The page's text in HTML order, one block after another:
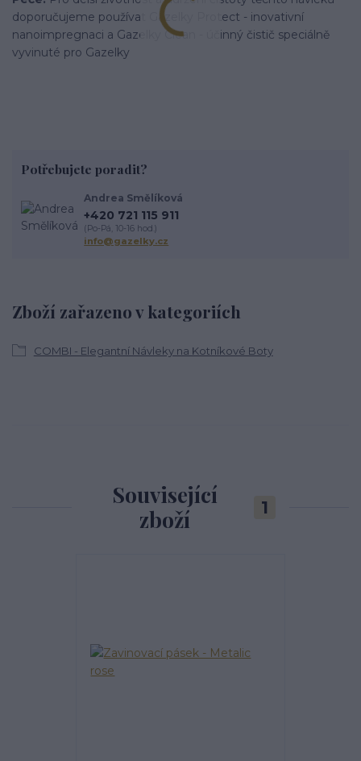
doporučujeme používat Gazelky Protect - inovativní
nanoimpregnaci a Gazelky Clean - účinný čistič speciálně
vyvinuté pro Gazelky
Zboží zařazeno v kategoriích
COMBI - Elegantní Návleky na Kotníkové Boty
Potřebujete poradit?
Andrea Smělíková
+420 721 115 911
(Po-Pá, 10-16 hod.)
info@gazelky.cz
Související
zboží
1